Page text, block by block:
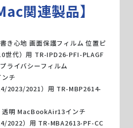
関連製品】
き心地 画面保護フィルム 位置ピ
世代）用 TR-IPD26-PFI-PLAGF
ライバシーフィルム
チ
2023/2021）用 TR-MBP2614-
透明 MacBookAir13インチ
2022）用 TR-MBA2613-PF-CC